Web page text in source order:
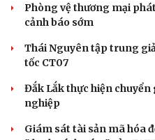
Nam khoa
Làm đẹp - giảm cân
Phòng mạch online
Ăn sạch sống khỏe
Phòng vệ thương mại
cảnh báo sớm
Thái Nguyên tập trung
tốc CT07
Đắk Lắk thực hiện
nghiệp
Giám sát tài sản mã hóa